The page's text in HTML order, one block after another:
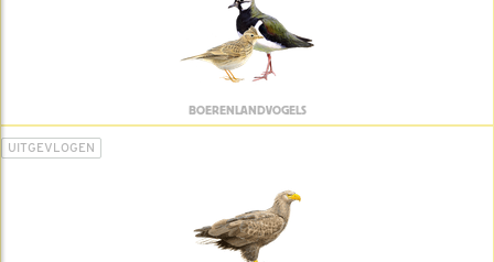
BOERENLANDVOGELS
UITGEVLOGEN